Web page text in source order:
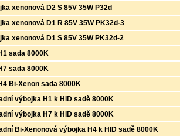
xenonová D2 S 85V 35W P32d
xenonová D1 R 85V 35W PK32d-3
xenonová D1 S 85V 35W PK32d-2
sada 8000K
sada 8000K
Bi-Xenon sada 8000K
výbojka H1 k HID sadě 8000K
výbojka H7 k HID sadě 8000K
Bi-Xenonová výbojka H4 k HID sadě 8000K